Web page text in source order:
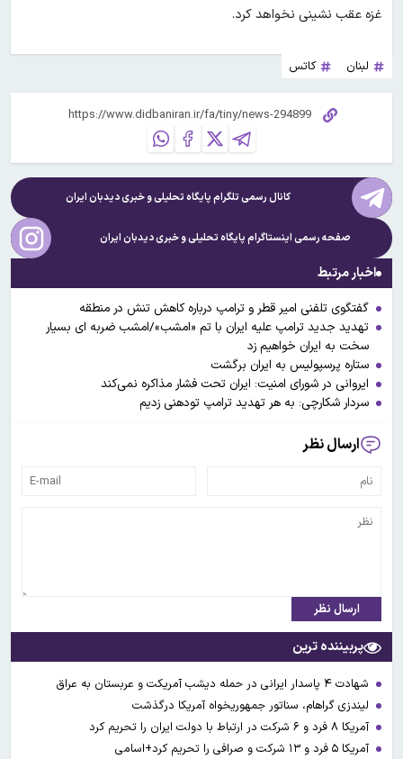
غزه عقب نشینی نخواهد کرد.
لبنان کاتس
کانال رسمی تلگرام پایگاه تحلیلی و خبریدیدبان ایران
صفحه رسمی اینستاگرام پایگاه تحلیلی و خبریدیدبان ایران
اخبار مرتبط
گفتگوی تلفنی امیر قطر و ترامپ درباره کاهش تنش در منطقه
تهدید جدید ترامپ علیه ایران با تم «امشب»/امشب ضربه ای بسیار
سخت به ایران خواهیم زد
ستاره پرسپولیس به ایران برگشت
ایروانی در شورای امنیت: ایران تحت فشار مذاکره نمی‌کند
سردار شکارچی: به هر تهدید ترامپ تودهنی زدیم
ارسال نظر
ارسال نظر
پربیننده ترین
شهادت ۴ پاسدار ایرانی در حمله دیشب آمریکت و عربستان به عراق
لیندزی گراهام، سناتور جمهوریخواه آمریکا درگذشت
آمریکا ۸ فرد و ۶ شرکت در ارتباط با دولت ایران را تحریم کرد
آمریکا ۵ فرد و ۱۳ شرکت و صرافی را تحریم کرد+اسامی